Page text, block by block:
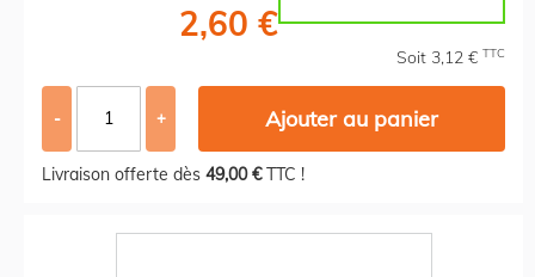
2,60 €
Soit 3,12 € TTC
- + Ajouter au panier
Livraison offerte dès 49,00 €TTC !